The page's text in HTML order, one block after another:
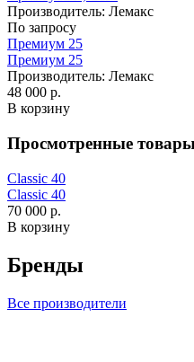
Производитель: Лемакс
По запросу
Премиум 25
Премиум 25
Производитель: Лемакс
48 000 р.
В корзину
Просмотренные
Classic 40
Classic 40
70 000 р.
В корзину
Бренды
Все производители